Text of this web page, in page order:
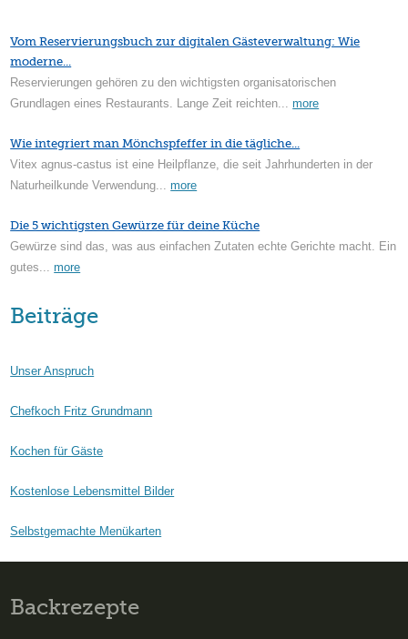
Vom Reservierungsbuch zur digitalen Gästeverwaltung: Wie
moderne...
Reservierungen gehören zu den wichtigsten organisatorischen
Grundlagen eines Restaurants. Lange Zeit reichten...more
Wie integriert man Mönchspfeffer in die tägliche...
Vitex agnus-castus ist eine Heilpflanze, die seit Jahrhunderten in der
Naturheilkunde Verwendung...more
Die 5 wichtigsten Gewürze für deine Küche
Gewürze sind das, was aus einfachen Zutaten echte Gerichte macht. Ein
gutes...more
Beiträge
Unser Anspruch
Chefkoch Fritz Grundmann
Kochen für Gäste
Kostenlose Lebensmittel Bilder
Selbstgemachte Menükarten
Backrezepte